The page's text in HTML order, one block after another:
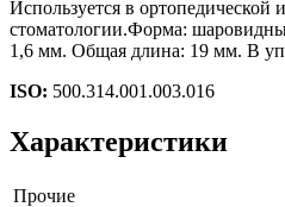
Используется в ортопедической
стоматологии.Форма:
1,6 мм. Общая длина: 19 мм. В
ISO: 500.314.001.003.016
Характеристики
Прочие